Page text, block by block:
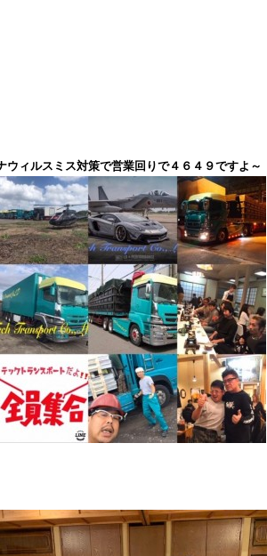
ウィルスミス対策で営業回りで４６４９ですよ～